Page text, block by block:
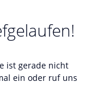
ist gerade nicht
ein oder ruf uns